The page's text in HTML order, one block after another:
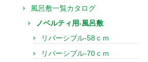
風呂敷一覧カタログ
ノベルティ用-風呂敷
リバーシブル-58ｃｍ
リバーシブル-70ｃｍ